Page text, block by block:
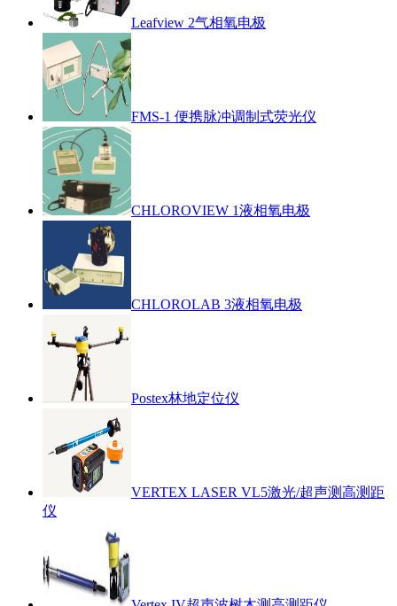
Leafview 2气相氧电极
FMS-1 便携脉冲调制式荧光仪
CHLOROVIEW 1液相氧电极
CHLOROLAB 3液相氧电极
Postex林地定位仪
VERTEX LASER VL5激光/超声测高测距
仪